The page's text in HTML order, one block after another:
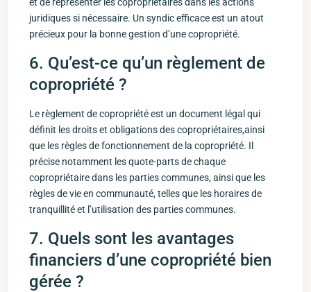
juridiques si nécessaire. ‌Un syndic efficace est un atout
précieux pour la bonne gestion d’une copropriété.
6. Qu’est-ce qu’un règlement de
copropriété ?
Le règlement de copropriété est un document légal qui
définit les droits et obligations⁢ des⁤ copropriétaires,ainsi
que​ les règles de fonctionnement de la copropriété. Il
précise notamment les quote-parts de ⁤chaque
copropriétaire dans les parties communes, ⁢ainsi ‍que‌ les
‌règles de vie en communauté, telles que les horaires de
tranquillité et l’utilisation des parties communes.
7. Quels ⁤sont les avantages
financiers d’une copropriété bien
gérée ?